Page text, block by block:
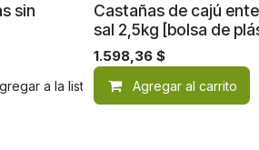
sin
a la lista de deseos
Castañas de cajú
sal 2,5kg [bolsa de
1.598,36$
Agregar al carrito